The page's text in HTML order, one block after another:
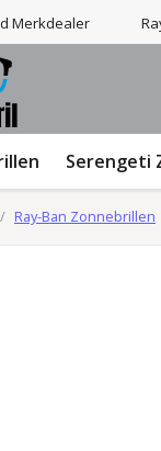
Merkdealer
Serengeti
Ray-Ban Zonnebrillen